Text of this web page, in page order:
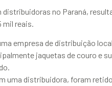
no Paraná,
mil reais.
empresa de distribuição
jaquetas de couro e
uma distribuidora, foram